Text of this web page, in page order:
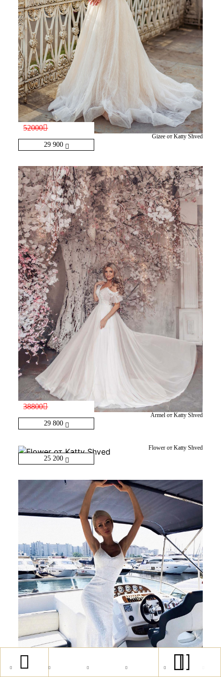
29 900
52000
Gizee от Katty Shved
29 800
38800
Armel от Katty Shved
25 200
Flower от Katty Shved